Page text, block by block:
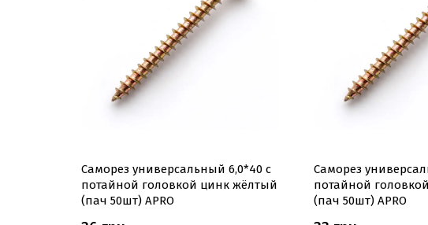
Саморез универсальный 6,0*40 с
потайной головкой цинк жёлтый
(пач 50шт) APRO
Саморез
потайной
(пач 50шт) APRO